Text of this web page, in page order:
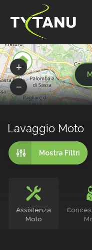
Lavaggio Moto
Mostra Filtri
Assistenza
Moto